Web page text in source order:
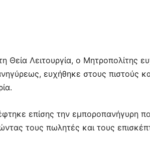
Θεία Λειτουργία, ο Μητροπολίτης
ευχήθηκε στους πιστούς
επίσης την εμποροπανήγυρη
τους πωλητές και τους